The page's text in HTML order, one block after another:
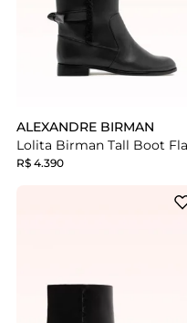
ALEXANDRE BIRMAN
R$ 4.390